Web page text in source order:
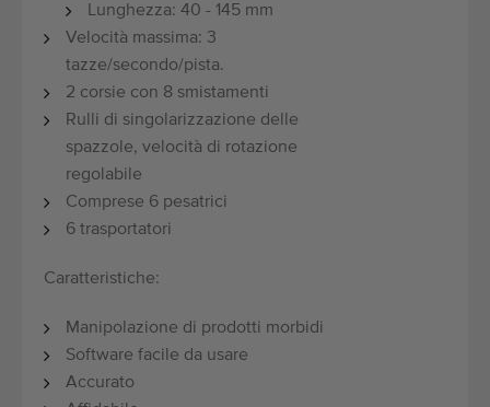
Lunghezza: 40 - 145 mm
Velocità massima: 3
tazze/secondo/pista.
2 corsie con 8 smistamenti
Rulli di singolarizzazione delle
spazzole, velocità di rotazione
regolabile
Comprese 6 pesatrici
6 trasportatori
Caratteristiche:
Manipolazione di prodotti morbidi
Software facile da usare
Accurato